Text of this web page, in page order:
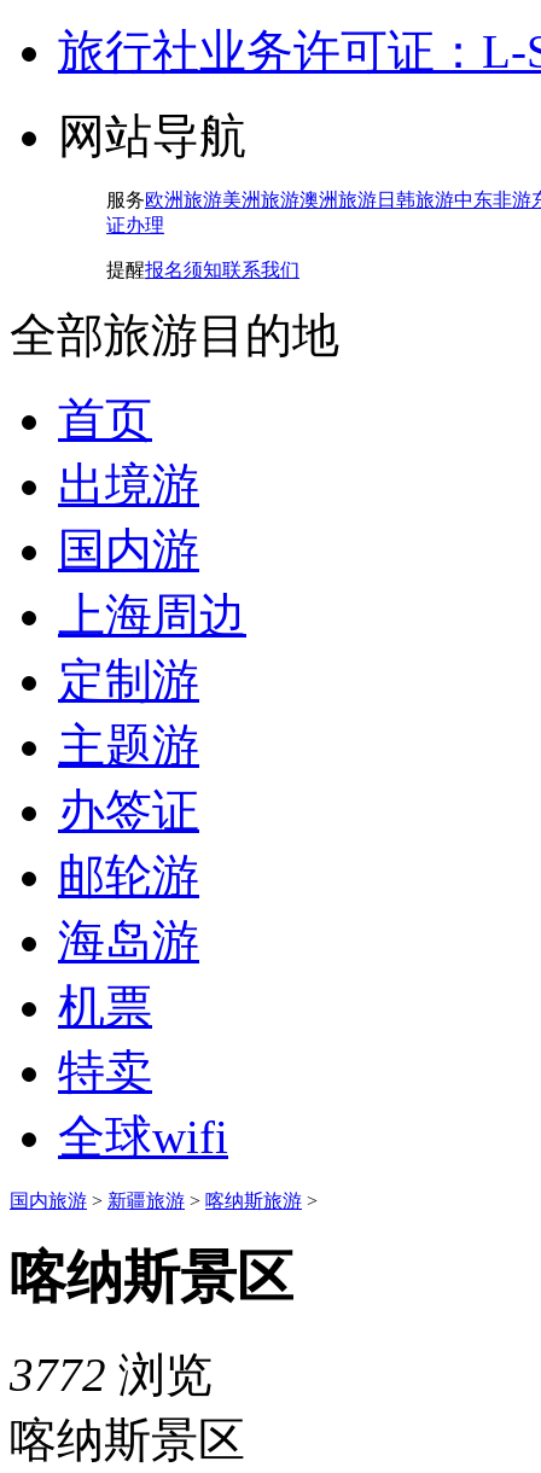
旅行社业务许可证：L-
网站导航
服务欧洲旅游美洲旅游澳洲旅游日韩旅游中东非游
证办理
提醒报名须知联系我们
全部旅游目的地
首页
出境游
国内游
上海周边
定制游
主题游
办签证
邮轮游
海岛游
机票
特卖
全球wifi
国内旅游 > 新疆旅游 > 喀纳斯旅游 >
喀纳斯景区
3772 浏览
喀纳斯景区